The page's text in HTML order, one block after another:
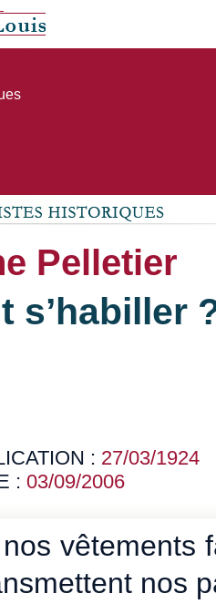
Pelletier
s’habiller
: 27/03/1924
: 03/09/2006
vêtements
nos